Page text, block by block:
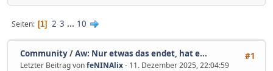
Seiten 1 2 3 ... 10
#1
Community/Aw: Nur etwas das endet, hat e...
Letzter Beitrag vonfeNINAlix- 11. Dezember 2025, 22:04:59